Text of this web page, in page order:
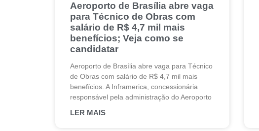
Aeroporto de Brasília abre vaga
para Técnico de Obras com
salário de R$ 4,7 mil mais
benefícios; Veja como se
candidatar
Aeroporto de Brasília abre vaga para Técnico
de Obras com salário de R$ 4,7 mil mais
benefícios. A Inframerica, concessionária
responsável pela administração do Aeroporto
LER MAIS